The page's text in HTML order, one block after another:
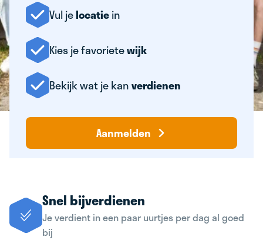
Vul jelocatiein
Kies je favorietewijk
Bekijk wat je kanverdienen
Aanmelden
Snel bijverdienen
Je verdient in een paar uurtjes per dag al goed
bij